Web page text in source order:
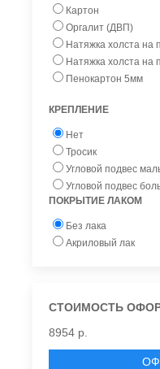
Картон
Оргалит (ДВП)
Натяжка холста на
Натяжка холста на
Пенокартон 5мм
КРЕПЛЕНИЕ
Нет
Тросик
Угловой подвес
Угловой подвес
ПОКРЫТИЕ ЛАКОМ
Без лака
Акриловый лак
СТОИМОСТЬ
8954 р.